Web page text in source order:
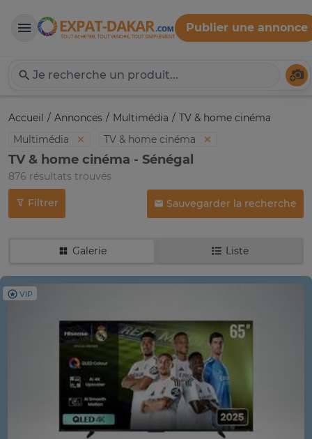
Expat-Dakar
Publier une annonce
Accueil Annonces Multimédia
TV & home cinéma
Multimédia
TV & home cinéma
TV & home cinéma - Sénégal
876 résultats trouvés
Filtrer Sauvegarder la recherche
Galerie Liste
VIP